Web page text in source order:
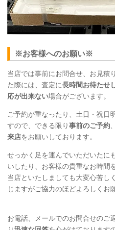
※お客様へのお願い※
当店では事前にお問合せ、お見積
た際には、査定に長時間お待たせ
応が出来ない場合がございます。
ご予約が重なったり、土日・祝日
すので、できる限り事前のご予約
来店をお願いしております。
せっかく足を運んでいただいたに
いしたり、お客様の貴重なお時間
当店といたしましても大変心苦し
じますがご協力のほどよろしくお
お電話、メールでのお問合せのご